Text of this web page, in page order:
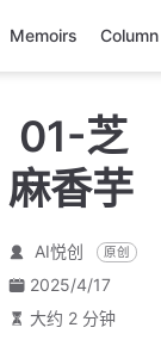
Memoirs Column
01-芝
麻香芋
AI悦创 原创
2025/4/17
大约 2 分钟